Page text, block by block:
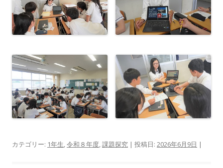
カテゴリー: 1年生,令和８年度,課題探究 | 投稿日: 2026年6月9日 |